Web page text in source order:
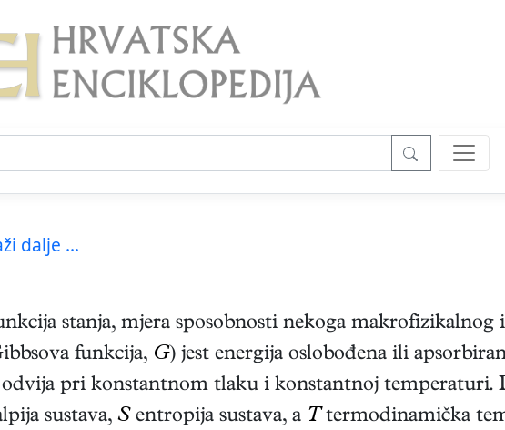
dalje ...
stanja, mjera sposobnosti nekoga makrofizikalnog
funkcija, G) jest energija oslobođena ili
pri konstantnom tlaku i konstantnoj temperaturi.
sustava, Sentropija sustava, a T termodinamička